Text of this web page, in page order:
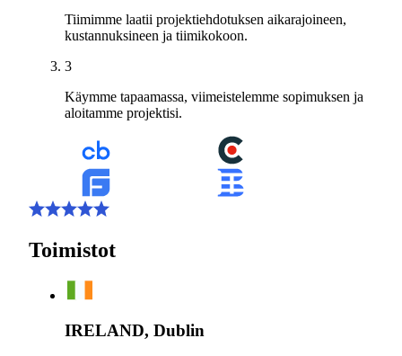
Tiimimme laatii projektiehdotuksen aikarajoineen,
kustannuksineen ja tiimikokoon.
3
Käymme tapaamassa, viimeistelemme sopimuksen ja
aloitamme projektisi.
Toimistot
IRELAND, Dublin